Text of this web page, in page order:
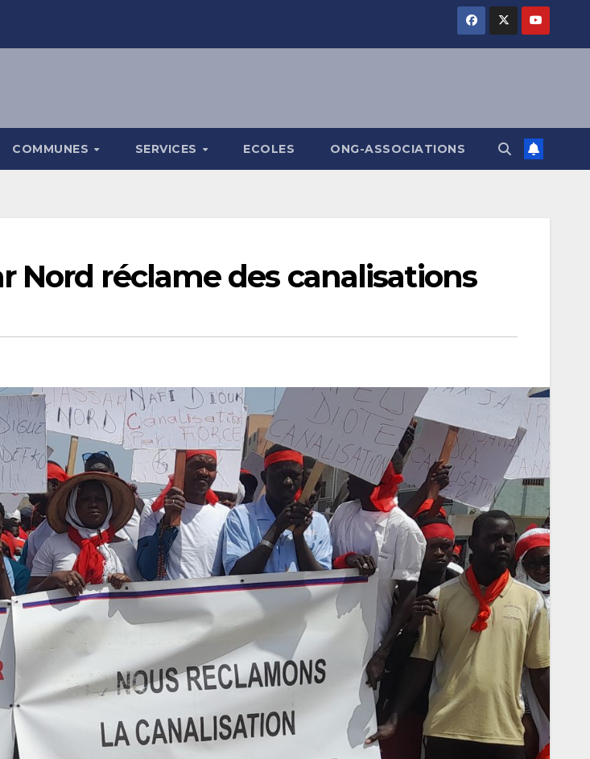
COMMUNES SERVICES ECOLES ONG-ASSOCIATIONS
Nord réclame des canalisations